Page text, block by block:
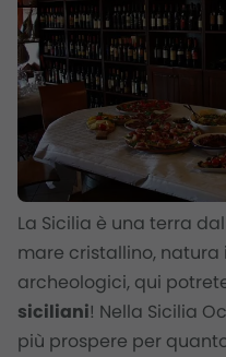
La Sicilia è una terra
mare cristallino,
archeologici, qui
siciliani! Nella Sicilia
più prospere per